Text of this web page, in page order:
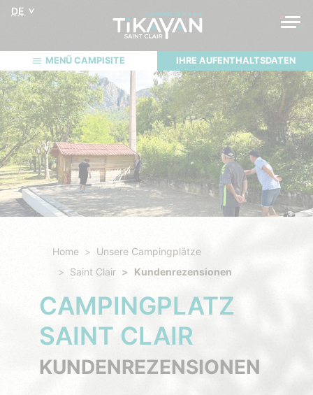
DE
MENÜ CAMPISITE IHRE AUFENTHALTSDATEN
Home
Unsere Campingplätze
Saint Clair
Kundenrezensionen
CAMPINGPLATZ
SAINT CLAIR
KUNDENREZENSIONEN